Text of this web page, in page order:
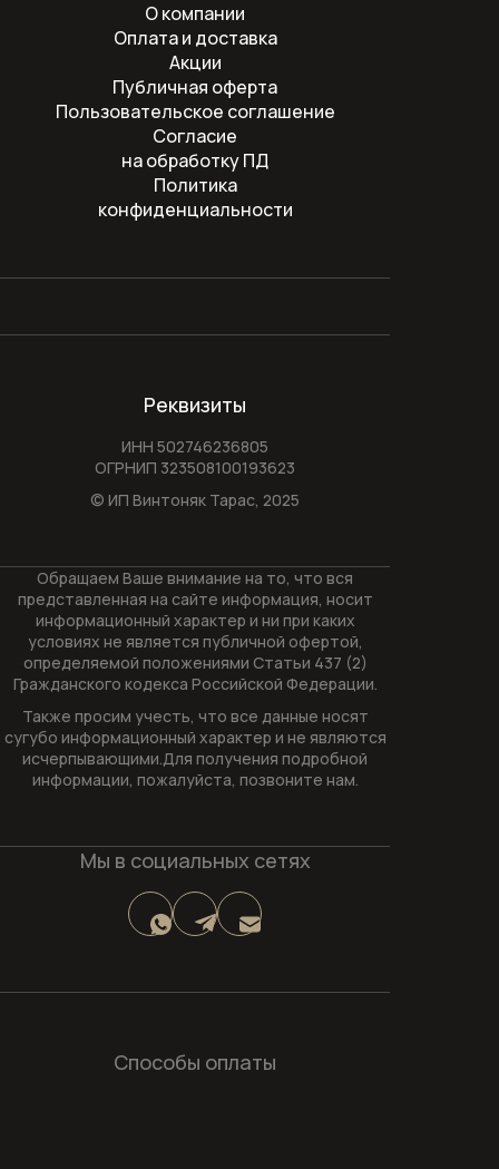
О компании
Оплата и доставка
Акции
Публичная оферта
Пользовательское соглашение
Согласие
на обработку ПД
Политика
конфиденциальности
Реквизиты
ИНН 502746236805
ОГРНИП 323508100193623
© ИП Винтоняк Тарас, 2025
Обращаем Ваше внимание на то, что вся
представленная на сайте информация, носит
информационный характер и ни при каких
условиях не является публичной офертой,
определяемой положениями Статьи 437 (2)
Гражданского кодекса Российской Федерации.
Также просим учесть, что все данные носят
сугубо информационный характер и не являются
исчерпывающими.Для получения подробной
информации, пожалуйста, позвоните нам.
Мы в социальных сетях
Способы оплаты